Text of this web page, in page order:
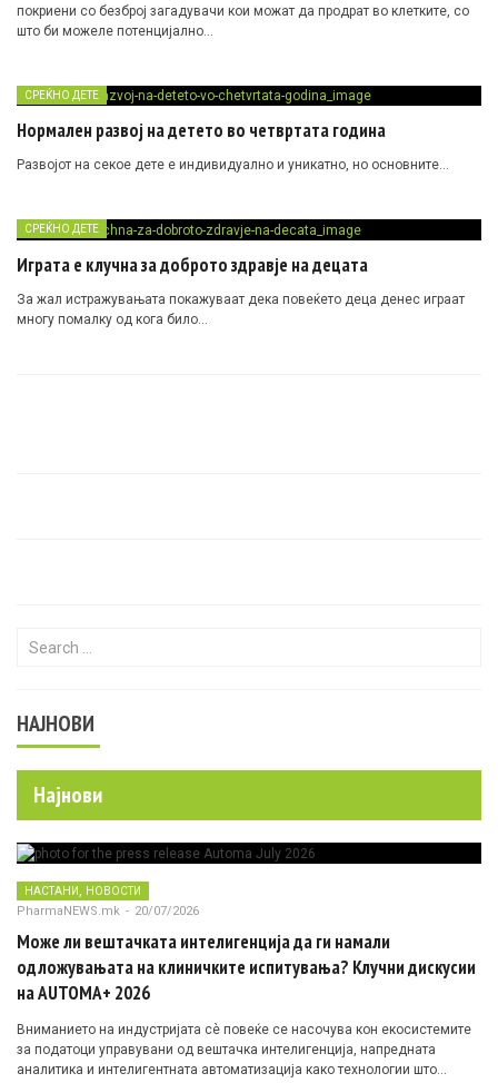
покриени со безброј загадувачи кои можат да продрат во клетките, со
што би можеле потенцијално…
СРЕЌНО ДЕТЕ
Нормален развој на детето во четвртата година
Развојот на секое дете е индивидуално и уникатно, но основните…
СРЕЌНО ДЕТЕ
Играта е клучна за доброто здравје на децата
За жал истражувањата покажуваат дека повеќето деца денес играат
многу помалку од кога било…
Search for:
НАЈНОВИ
Најнови
НАСТАНИ, НОВОСТИ
PharmaNEWS.mk - 20/07/2026
Може ли вештачката интелигенција да ги намали
одложувањата на клиничките испитувања? Клучни дискусии
на AUTOMA+ 2026
Вниманието на индустријата сè повеќе се насочува кон екосистемите
за податоци управувани од вештачка интелигенција, напредната
аналитика и интелигентната автоматизација како технологии што